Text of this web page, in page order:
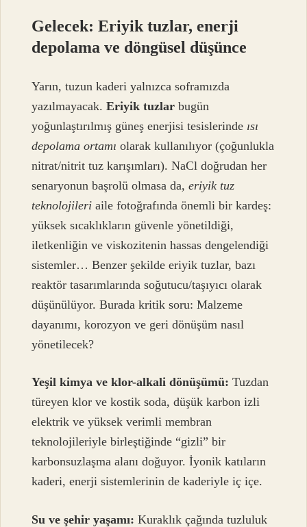
Gelecek: Eriyik tuzlar, enerji
depolama ve döngüsel düşünce
Yarın, tuzun kaderi yalnızca soframızda
yazılmayacak.Eriyik tuzlar bugün
yoğunlaştırılmış güneş enerjisi tesislerinde ısı
depolama ortamı olarak kullanılıyor (çoğunlukla
nitrat/nitrit tuz karışımları). NaCl doğrudan her
senaryonun başrolü olmasa da,eriyik tuz
teknolojileri aile fotoğrafında önemli bir kardeş:
yüksek sıcaklıkların güvenle yönetildiği,
iletkenliğin ve viskozitenin hassas dengelendiği
sistemler… Benzer şekilde eriyik tuzlar, bazı
reaktör tasarımlarında soğutucu/taşıyıcı olarak
düşünülüyor. Burada kritik soru: Malzeme
dayanımı, korozyon ve geri dönüşüm nasıl
yönetilecek?
Yeşil kimya ve klor-alkali dönüşümü: Tuzdan
türeyen klor ve kostik soda, düşük karbon izli
elektrik ve yüksek verimli membran
teknolojileriyle birleştiğinde “gizli” bir
karbonsuzlaşma alanı doğuyor. İyonik katıların
kaderi, enerji sistemlerinin de kaderiyle iç içe.
Su ve şehir yaşamı: Kuraklık çağında tuzluluk